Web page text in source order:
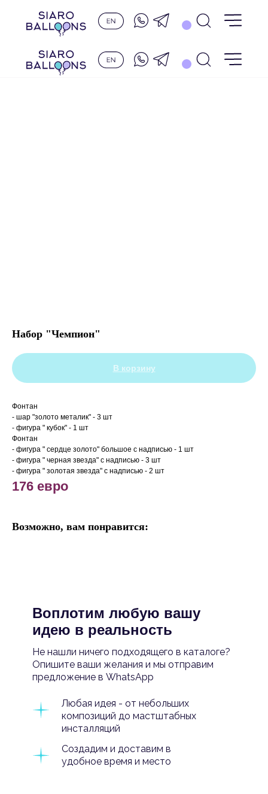
Набор "Чемпион"
В корзину
Фонтан
- шар "золото металик" - 3 шт
- фигура " кубок" - 1 шт
Фонтан
- фигура " сердце золото" большое с надписью - 1 шт
- фигура " черная звезда" с надписью - 3 шт
- фигура " золотая звезда" с надписью - 2 шт
176 евро
Возможно, вам понравится:
Воплотим любую вашу
идею в реальность
Любая идея - от небольших
композиций до мастштабных
инсталляций
Создадим и доставим в
удобное время и место
Не нашли ничего подходящего в каталоге?
Опишите ваши желания и мы отправим
предложение в WhatsApp